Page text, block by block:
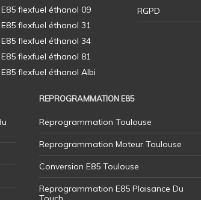
RGPD
REPROGRAMMATION E85
Reprogrammation Toulouse
Reprogrammation Moteur Toulouse
Conversion E85 Toulouse
Reprogrammation E85 Plaisance Du
flexfuel éthanol 09
flexfuel éthanol 31
flexfuel éthanol 34
flexfuel éthanol 81
flexfuel éthanol Albi